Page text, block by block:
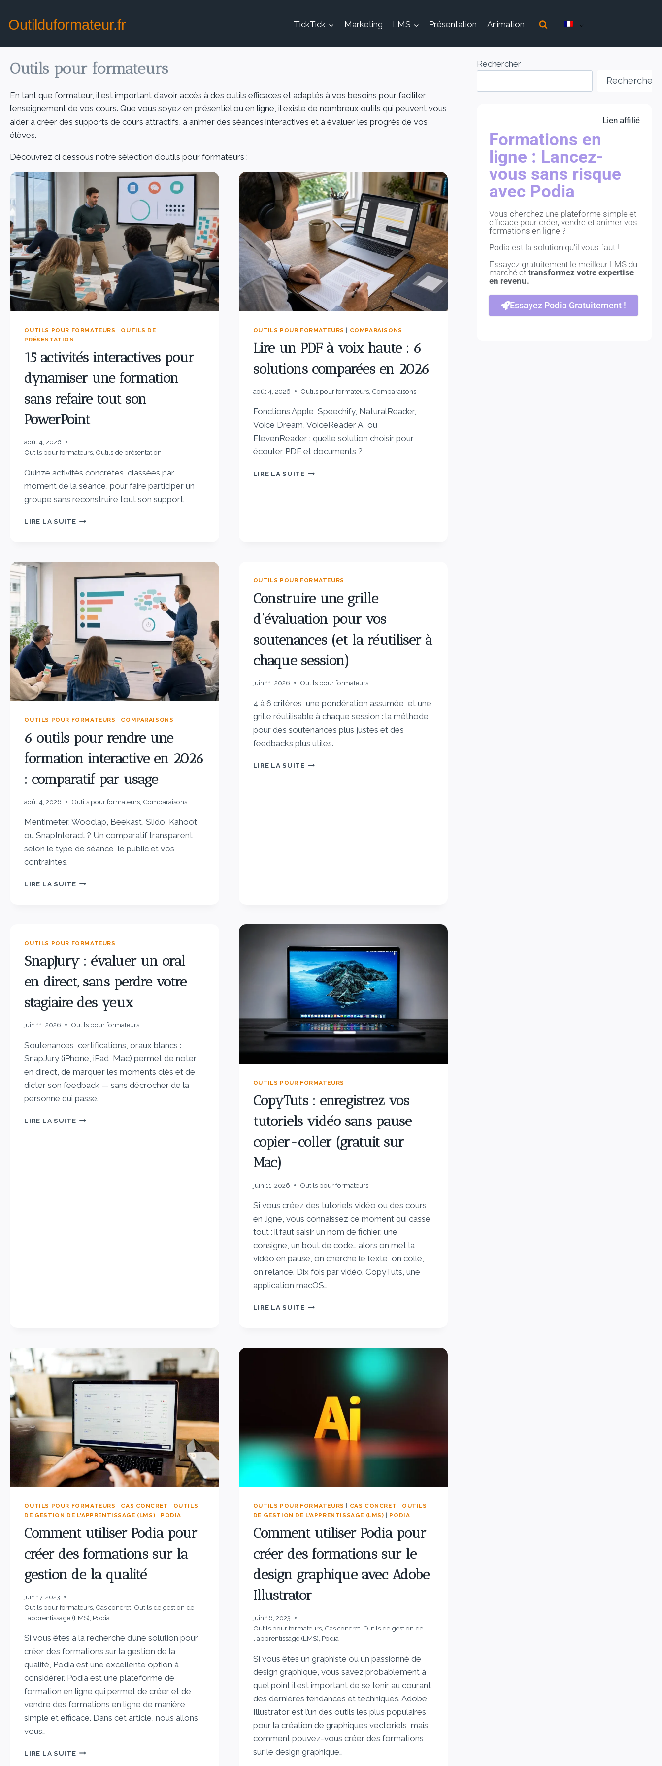
Outilduformateur.fr TickTick Marketing LMS Présentation Animation
Outils pour formateurs
En tant que formateur, il est important d’avoir accès à des outils efficaces et adaptés à vos besoins pour faciliter
l’enseignement de vos cours. Que vous soyez en présentiel ou en ligne, il existe de nombreux outils qui peuvent vous
aider à créer des supports de cours attractifs, à animer des séances interactives et à évaluer les progrès de vos
élèves.
Découvrez ci dessous notre sélection d’outils pour formateurs :
OUTILS POUR FORMATEURS
OUTILS DE
PRÉSENTATION
15 activités interactives pour
dynamiser une formation
sans refaire tout son
PowerPoint
août 4, 2026
Outils pour formateurs Outils de présentation
Quinze activités concrètes, classées par
moment de la séance, pour faire participer un
groupe sans reconstruire tout son support.
LIRE LA SUITE
OUTILS POUR FORMATEURS COMPARAISONS
Lire un PDF à voix haute : 6
solutions comparées en 2026
août 4, 2026 Outils pour formateurs, Comparaisons
Fonctions Apple, Speechify, NaturalReader,
Voice Dream, VoiceReader AI ou
ElevenReader : quelle solution choisir pour
écouter PDF et documents ?
LIRE LA SUITE
OUTILS POUR FORMATEURS COMPARAISONS
6 outils pour rendre une
formation interactive en 2026
: comparatif par usage
août 4, 2026 Outils pour formateurs Comparaisons
Mentimeter, Wooclap, Beekast, Slido, Kahoot
ou SnapInteract ? Un comparatif transparent
selon le type de séance, le public et vos
contraintes.
LIRE LA SUITE
OUTILS POUR FORMATEURS
Construire une grille
d’évaluation pour vos
soutenances (et la réutiliser à
chaque session)
juin 11, 2026 Outils pour formateurs
4 à 6 critères, une pondération assumée, et une
grille réutilisable à chaque session : la méthode
pour des soutenances plus justes et des
feedbacks plus utiles.
LIRE LA SUITE
OUTILS POUR FORMATEURS
SnapJury : évaluer un oral
en direct, sans perdre votre
stagiaire des yeux
juin 11, 2026 Outils pour formateurs
Soutenances, certifications, oraux blancs :
SnapJury (iPhone, iPad, Mac) permet de noter
en direct, de marquer les moments clés et de
dicter son feedback — sans décrocher de la
personne qui passe.
LIRE LA SUITE
OUTILS POUR FORMATEURS
CopyTuts : enregistrez vos
tutoriels vidéo sans pause
copier-coller (gratuit sur
Mac)
juin 11, 2026 Outils pour formateurs
Si vous créez des tutoriels vidéo ou des cours
en ligne, vous connaissez ce moment qui casse
tout : il faut saisir un nom de fichier, une
consigne, un bout de code… alors on met la
vidéo en pause, on cherche le texte, on colle,
on relance. Dix fois par vidéo. CopyTuts, une
application macOS…
LIRE LA SUITE
OUTILS POUR FORMATEURS CAS CONCRET
OUTILS
DE GESTION DE L'APPRENTISSAGE (LMS)
PODIA
Comment utiliser Podia pour
créer des formations sur la
gestion de la qualité
juin 17, 2023
Outils pour formateurs Cas concret Outils de gestion de
l'apprentissage (LMS) Podia
Si vous êtes à la recherche d’une solution pour
créer des formations sur la gestion de la
qualité, Podia est une excellente option à
considérer. Podia est une plateforme de
formation en ligne qui permet de créer et de
vendre des formations en ligne de manière
simple et efficace. Dans cet article, nous allons
vous…
LIRE LA SUITE
OUTILS POUR FORMATEURS CAS CONCRET
OUTILS
DE GESTION DE L'APPRENTISSAGE (LMS)
PODIA
Comment utiliser Podia pour
créer des formations sur le
design graphique avec Adobe
Illustrator
juin 16, 2023
Outils pour formateurs, Cas concret, Outils de gestion de
l'apprentissage (LMS) Podia
Si vous êtes un graphiste ou un passionné de
design graphique, vous savez probablement à
quel point il est important de se tenir au courant
des dernières tendances et techniques. Adobe
Illustrator est l’un des outils les plus populaires
pour la création de graphiques vectoriels, mais
comment pouvez-vous créer des formations
sur le design graphique…
Rechercher
Rechercher
Lien affilié
Formations en
ligne : Lancez-
vous sans risque
avec Podia
Vous cherchez une plateforme simple et
efficace pour créer, vendre et animer vos
formations en ligne ?
Podia est la solution qu'il vous faut !
Essayez gratuitement le meilleur LMS du
marché ettransformez votre expertise
en revenu.
Essayez Podia Gratuitement !